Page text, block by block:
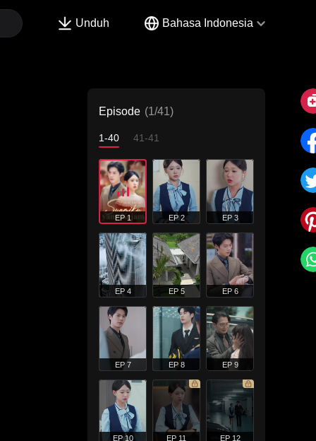
Unduh Bahasa Indonesia
Episode (1/41)
1-40 41-41
EP 1 EP 2 EP 3
EP 4 EP 5 EP 6
EP 7 EP 8 EP 9
EP 10 EP 11 EP 12